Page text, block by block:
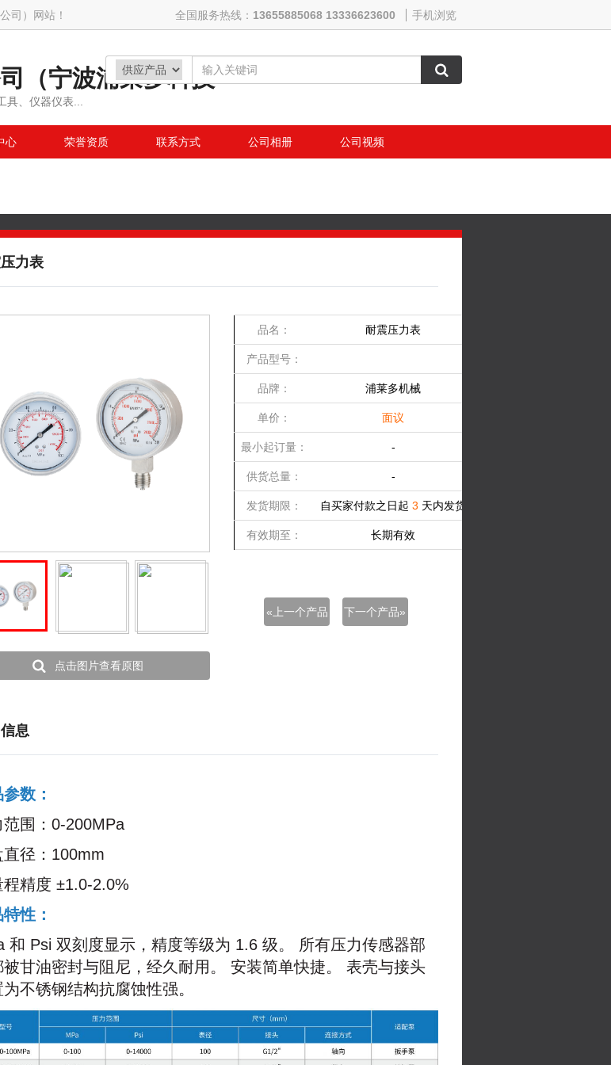
司）网站！ 全国服务热线： 13655885068 13336623600 手机浏览
（宁波浦莱多科技
、仪器仪表...
心 荣誉资质 联系方式 公司相册 公司视频
力表
点击图片查看原图
品名： 耐震压力表
产品型号：
品牌： 浦莱多机械
单价： 面议
最小起订量： -
供货总量： -
发货期限： 自买家付款之日起 3 天内发货
有效期至： 长期有效
«上一个产品 下一个产品»
息
数：
范围：0-200MPa
直径：100mm
程精度 ±1.0-2.0%
性：
和 Psi 双刻度显示，精度等级为 1.6 级。 所有压力传感器部
被甘油密封与阻尼，经久耐用。 安装简单快捷。 表壳与接头
不锈钢结构抗腐蚀性强。